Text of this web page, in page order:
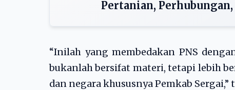
Pertanian,
“Inilah yang membedakan PNS
bukanlah bersifat materi, tetapi lebih
dan negara khususnya Pemkab Sergai,”